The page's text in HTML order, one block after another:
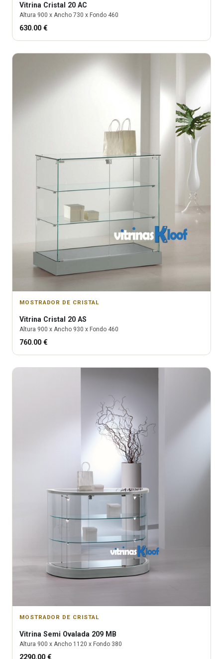
Vitrina Cristal 20 AC
Altura 900 x Ancho 730 x Fondo 460
630.00 €
MOSTRADOR DE CRISTAL
Vitrina Cristal 20 AS
Altura 900 x Ancho 930 x Fondo 460
760.00 €
MOSTRADOR DE CRISTAL
Vitrina Semi Ovalada 209 MB
Altura 900 x Ancho 1120 x Fondo 380
2290.00 €